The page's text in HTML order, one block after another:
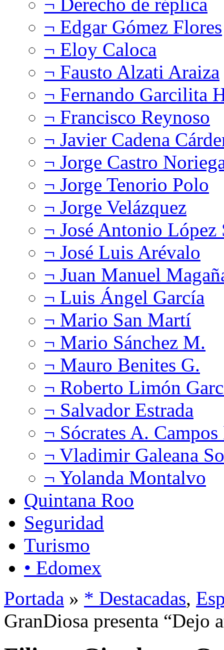
¬ Edgar Gómez Flores
¬ Eloy Caloca
¬ Fausto Alzati Araiza
¬ Fernando Garcilita
¬ Francisco Reynoso
¬ Javier Cadena
¬ Jorge Castro
¬ Jorge Tenorio Polo
¬ Jorge Velázquez
¬ José Antonio López
¬ José Luis Arévalo
¬ Juan Manuel
¬ Luis Ángel García
¬ Mario San Martí
¬ Mario Sánchez M.
¬ Mauro Benites G.
¬ Roberto Limón
¬ Salvador Estrada
¬ Sócrates A.
¬ Vladimir Galeana
¬ Yolanda Montalvo
Quintana Roo
Seguridad
Turismo
• Edomex
Portada » * Destacadas,
GranDiosa presenta “Dejo